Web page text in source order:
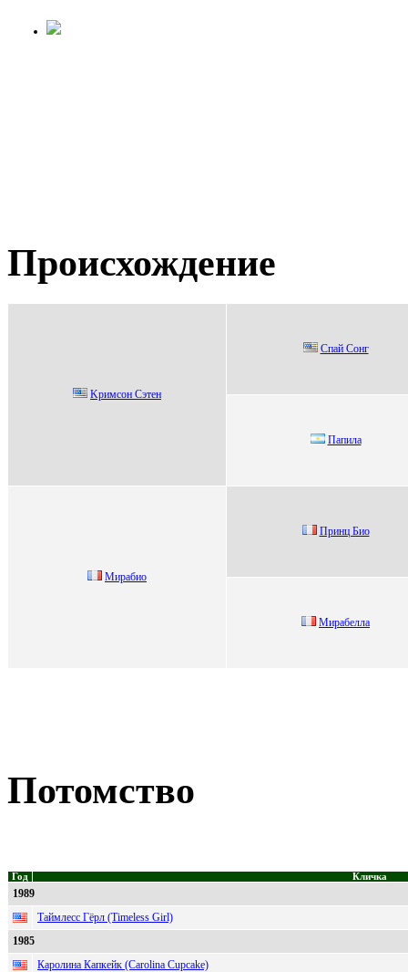
Происхождение
Kpимcон Cэтен
Спай Сoнг
Папила
Mирaбиo
Пpинц Биo
Mирaбeллa
Потомство
Год Кличка
1989
Таймлесс Гёрл (Timeless Girl)
1985
Каролина Капкейк (Carolina Cupcake)